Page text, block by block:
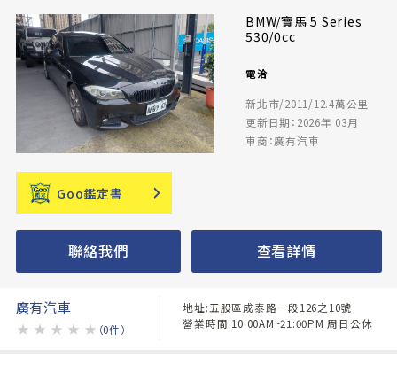
BMW/寶馬 5 Series
530/0cc
電洽
新北市/2011/12.4萬公里
更新日期：2026年 03月
車商：廣有汽車
Goo鑑定書
聯絡我們 查看詳情
廣有汽車
★ ★ ★ ★ ★ （0件）
地址:五股區成泰路一段126之10號
營業時間:10:00AM~21:00PM 周日公休